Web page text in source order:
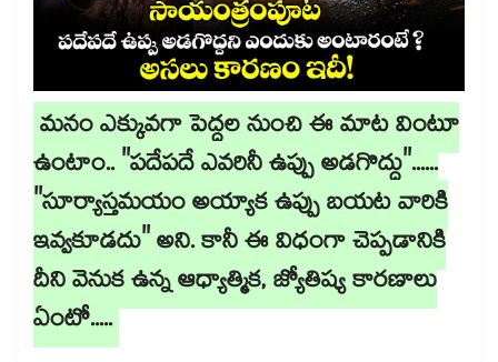
మనం ఎక్కువగా పెద్దల నుంచి ఈ మాట వింటూ
ఉంటాం.. "పదేపదే ఎవరినీ ఉప్పు అడగొద్దు"......
"సూర్యాస్తమయం అయ్యాక ఉప్పు బయట వారికి
ఇవ్వకూడదు" అని. కానీ ఈ విధంగా చెప్పడానికి
దీని వెనుక ఉన్న ఆధ్యాత్మిక, జ్యోతిష్య కారణాలు
ఏంటో.....